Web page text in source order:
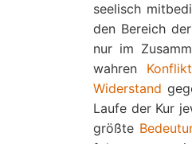
seelisch
den Bereich
nur im
wahren Konflikt
Widerstand
Laufe der Kur
größte